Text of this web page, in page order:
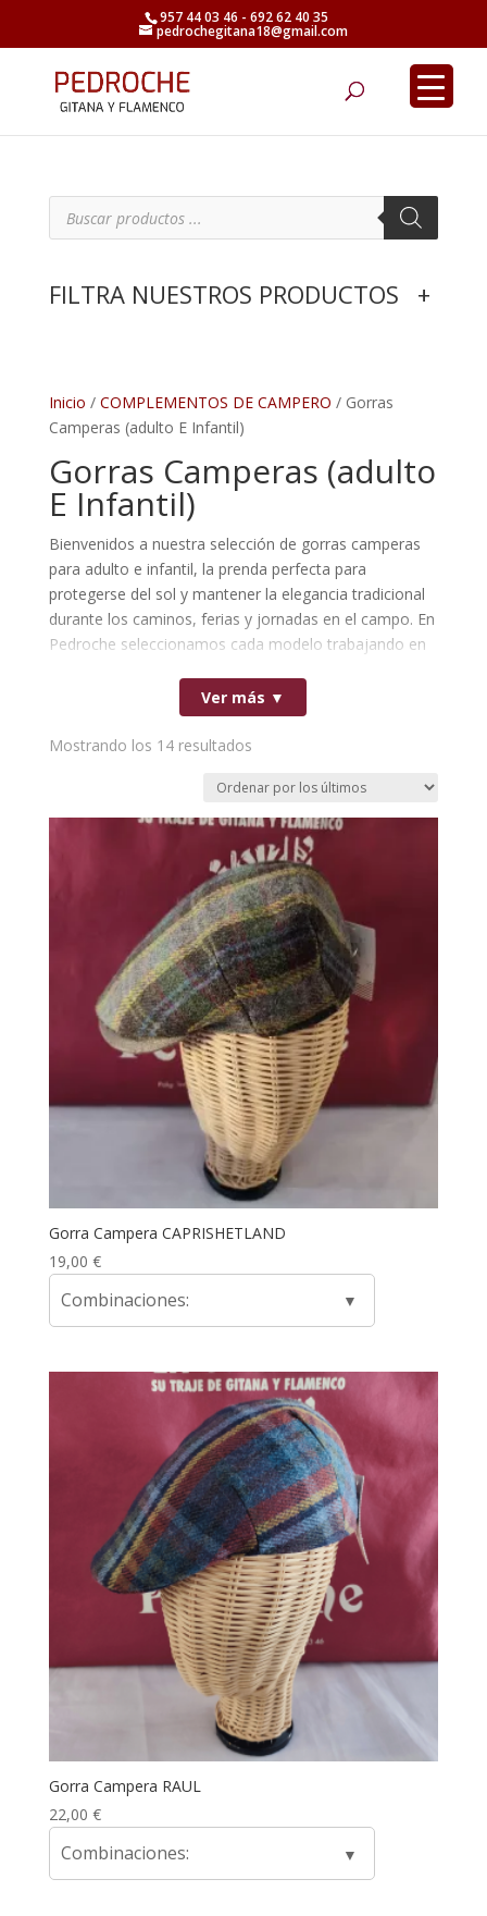
957 44 03 46 - 692 62 40 35
pedrochegitana18@gmail.com
Inicio / COMPLEMENTOS DE CAMPERO / Gorras
Camperas (adulto E Infantil)
Gorras Camperas (adulto
E Infantil)
Bienvenidos a nuestra selección de gorras camperas
para adulto e infantil, la prenda perfecta para
protegerse del sol y mantener la elegancia tradicional
durante los caminos, ferias y jornadas en el campo. En
Pedroche seleccionamos cada modelo trabajando en
sombrerería tradicional, lo que garantiza tejidos de alta
calidad, patrones cómodos y acabados de costura
nacional.
modelos pensados para hombre, mujer, niño y niña,
combinando comodidad y estilo andaluz de forma
impecable. Explora nuestro catálogo y encuentra la
gorra campera ideal para toda la familia con la total
confianza y durabilidad de un complemento con sello y
confección de origen 100% español.
Ver más ▼
Mostrando los 14 resultadosOrdenado
los
últimos
Gorra Campera CAPRISHETLAND
19,00 €
Combinaciones:
Gorra Campera RAUL
22,00 €
Combinaciones:
B
d
a
d
u
c
o
s
FILTRA NUESTROS PRODUCTOS +